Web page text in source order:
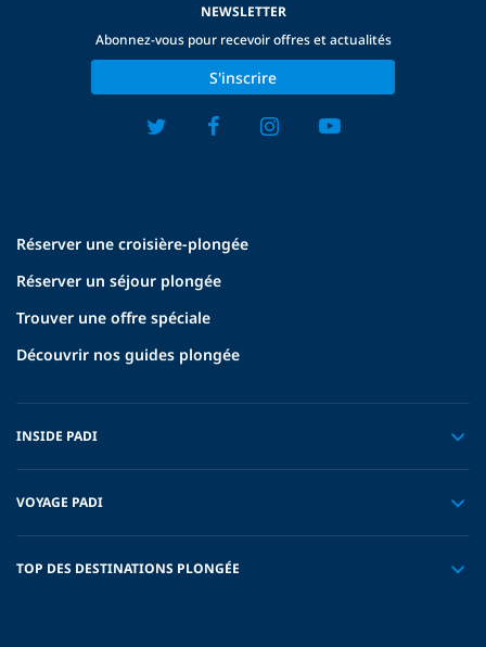
Réserver une croisière-plongée
Réserver un séjour plongée
Trouver une offre spéciale
Découvrir nos guides plongée
INSIDE PADI
VOYAGE PADI
TOP DES DESTINATIONS PLONGÉE
NEWSLETTER
Abonnez-vous pour recevoir offres et actualités
S'inscrire